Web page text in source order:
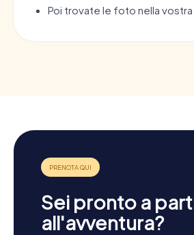
Poi trovate le foto nella vostra
Sei pronto a
all'avventura?